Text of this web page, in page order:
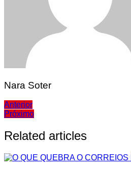
Nara Soter
Navegação
de
Post
Anterior
Próximo
Related articles